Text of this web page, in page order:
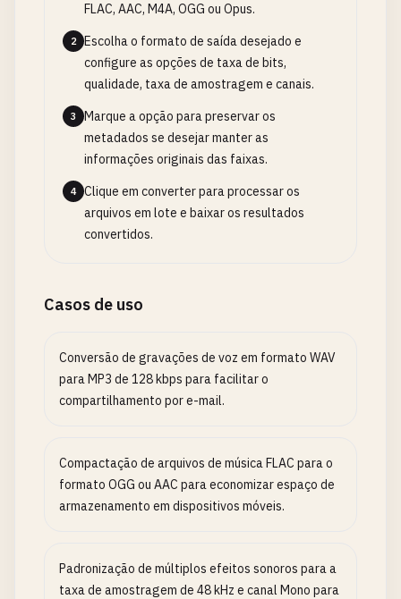
FLAC, AAC, M4A, OGG ou Opus.
2
Escolha o formato de saída desejado e
configure as opções de taxa de bits,
qualidade, taxa de amostragem e canais.
3
Marque a opção para preservar os
metadados se desejar manter as
informações originais das faixas.
4
Clique em converter para processar os
arquivos em lote e baixar os resultados
convertidos.
Casos de uso
Conversão de gravações de voz em formato WAV
para MP3 de 128 kbps para facilitar o
compartilhamento por e-mail.
Compactação de arquivos de música FLAC para o
formato OGG ou AAC para economizar espaço de
armazenamento em dispositivos móveis.
Padronização de múltiplos efeitos sonoros para a
taxa de amostragem de 48 kHz e canal Mono para